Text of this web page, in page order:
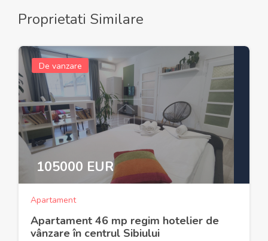
Proprietati Similare
De vanzare
105000 EUR
Apartament
Apartament 46 mp regim hotelier de
vânzare în centrul Sibiului